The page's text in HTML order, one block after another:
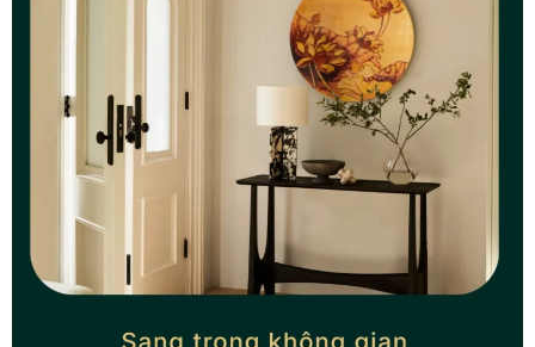
Liên hệ
Mia Lifestyle
Nghệ thuật sơn mài dát vàng